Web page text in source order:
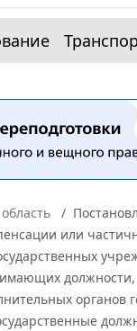
или
органов